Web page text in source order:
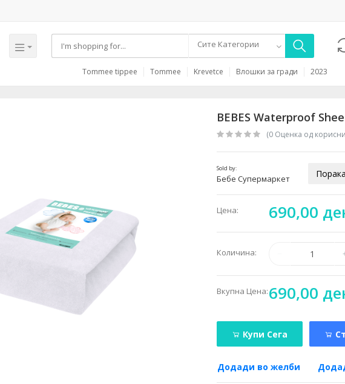
Сите Категории
Tommee tippee Tommee Krevetce Влошки за гради 2023
BEBES Waterproof
(0 Oценка од
Sold by:
Бебе Супермаркет
Цена: 690,00
Количина:
Вкупна Цена:690,00
Купи Сега
Додади во желби